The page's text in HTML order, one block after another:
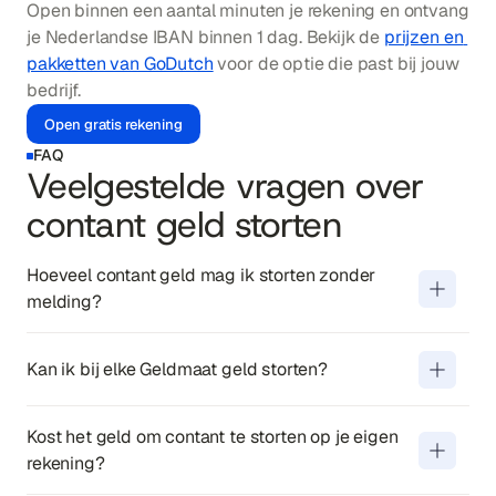
Open binnen een aantal minuten je rekening en ontvang
je Nederlandse IBAN binnen 1 dag. Bekijk de prijzen en
pakketten van GoDutch voor de optie die past bij jouw
bedrijf.
Open gratis rekening
FAQ
Veelgestelde vragen over
contant geld storten
Hoeveel contant geld mag ik storten zonder
melding?
Een bank doet automatisch een
melding bij de FIU vanaf €10.000 per
storting. Ook meerdere kleinere
stortingen die samen boven die grens
af van je transactiehistorie:
bij lagere bedragen tot extra vragen
leiden.
Kan ik bij elke Geldmaat geld storten?
Geldmaat-automaten in Nederland
filteren op locaties die storten van
briefgeld of muntgeld accepteren.
Kost het geld om contant te storten op je eigen
rekening?
kosten boven een gratis jaargrens. ING
biedt 4 gratis stortingen per jaar